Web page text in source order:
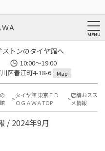
Ａ
トンのタイヤ館へ
10:00～19:00
区春江町4-18-6
Map
タイヤ館 東京ＥＤ
ＯＧＡＷＡTOP
店舗おスス
メ情報
/ 2024年9月